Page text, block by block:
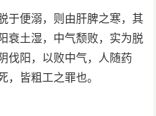
于便溺，则由肝脾之寒，其
衰土湿，中气颓败，实为脱
伐阳，以败中气，人随药
皆粗工之罪也。